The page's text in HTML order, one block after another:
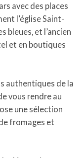
avec des places
l’église Saint-
bleues, et l’ancien
et en boutiques
authentiques de la
vous rendre au
une sélection
fromages et